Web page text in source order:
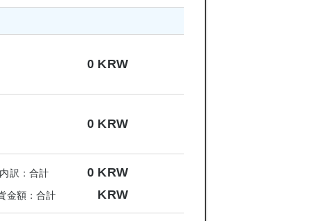
0 KRW
0 KRW
訳：合計 0 KRW
金額：合計 KRW